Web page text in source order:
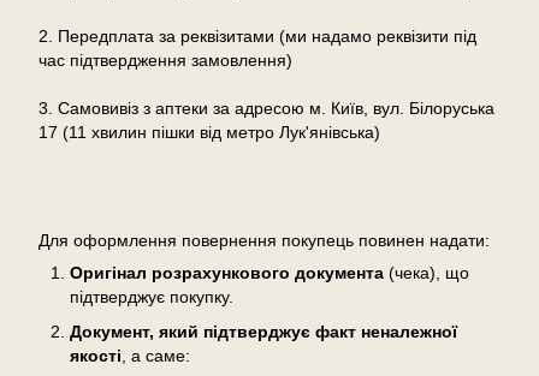
2. Передплата за реквізитами (ми надамо реквізити під
час підтвердження замовлення)
3. Самовивіз з аптеки за адресою м. Київ, вул. Білоруська
17 (11 хвилин пішки від метро Лук'янівська)
Для оформлення повернення покупець повинен надати:
Оригінал розрахункового документа (чека), що
підтверджує покупку.
Документ, який підтверджує факт неналежної
якості , а саме: